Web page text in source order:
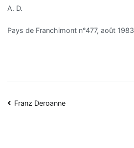
A. D.
Pays de Franchimont n°477, août 1983
Navigation
Franz Deroanne